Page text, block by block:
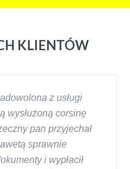
KLIENTÓW
z usługi
wysłużoną corsinę
pan przyjechał
sprawnie
i wypłacił